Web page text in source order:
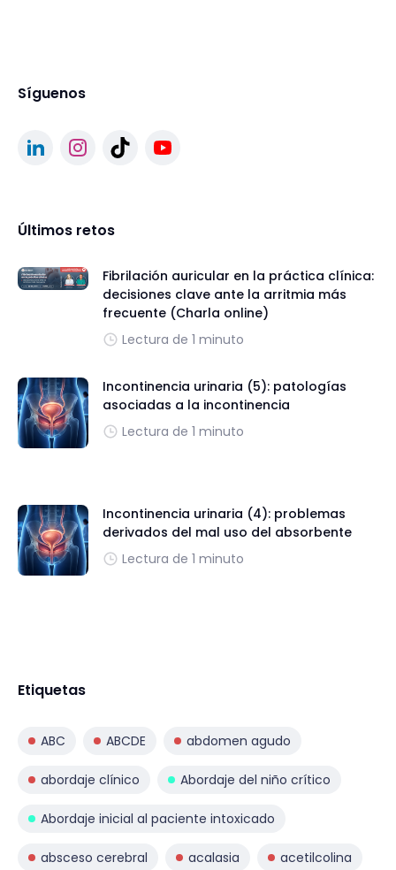
Síguenos
Últimos retos
Fibrilación auricular en la práctica clínica:
decisiones clave ante la arritmia más
frecuente (Charla online)
Lectura de 1 minuto
Incontinencia urinaria (5): patologías
asociadas a la incontinencia
Lectura de 1 minuto
Incontinencia urinaria (4): problemas
derivados del mal uso del absorbente
Lectura de 1 minuto
Etiquetas
ABC ABCDE abdomen agudo
abordaje clínico Abordaje del niño crítico
Abordaje inicial al paciente intoxicado
absceso cerebral acalasia acetilcolina